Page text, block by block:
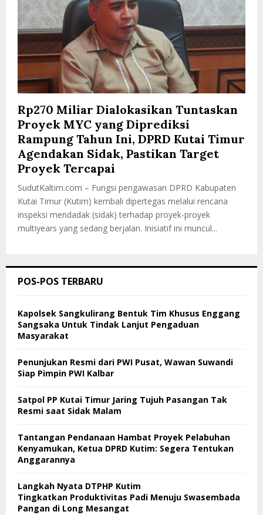
Rp270 Miliar Dialokasikan Tuntaskan
Proyek MYC yang Diprediksi
Rampung Tahun Ini, DPRD Kutai Timur
Agendakan Sidak, Pastikan Target
Proyek Tercapai
SudutKaltim.com – Fungsi pengawasan DPRD Kabupaten
Kutai Timur (Kutim) kembali dipertegas melalui rencana
inspeksi mendadak (sidak) terhadap proyek-proyek
multiyears yang sedang berjalan. Inisiatif ini muncul...
POS-POS TERBARU
Kapolsek Sangkulirang Bentuk Tim Khusus Enggang
Sangsaka Untuk Tindak Lanjut Pengaduan
Masyarakat
Penunjukan Resmi dari PWI Pusat, Wawan Suwandi
Siap Pimpin PWI Kalbar
Satpol PP Kutai Timur Jaring Tujuh Pasangan Tak
Resmi saat Sidak Malam
Tantangan Pendanaan Hambat Proyek Pelabuhan
Kenyamukan, Ketua DPRD Kutim: Segera Tentukan
Anggarannya
Langkah Nyata DTPHP Kutim
Tingkatkan Produktivitas Padi Menuju Swasembada
Pangan di Long Mesangat